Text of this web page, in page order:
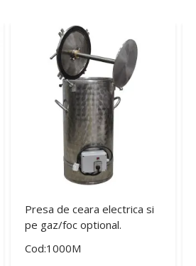
Presa de ceara electrica si
pe gaz/foc optional.
Cod:1000M